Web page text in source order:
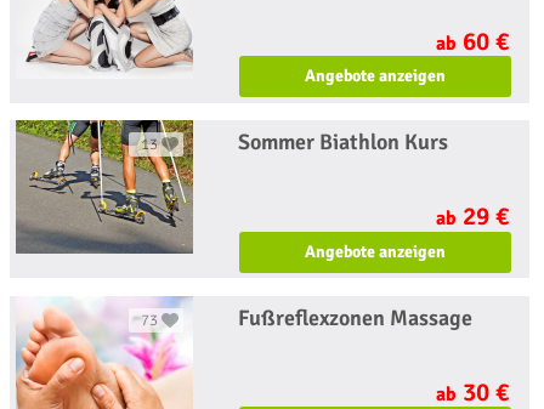
ab 60 €
Angebote anzeigen
13 Sommer Biathlon Kurs
ab 29 €
Angebote anzeigen
73 Fußreflexzonen Massage
ab 30 €